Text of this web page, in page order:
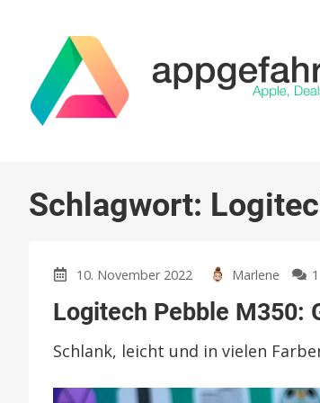
Schlagwort:
10. November 2022 Marlene
Logitech Pebble M350:
Schlank, leicht und in vielen